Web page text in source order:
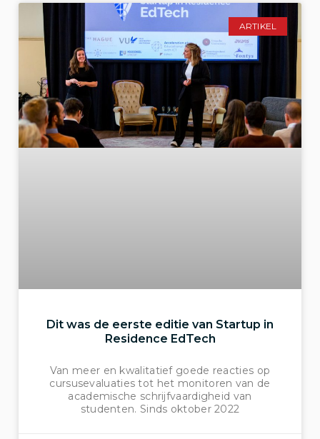
ARTIKEL
Dit was de eerste editie van Startup in
Residence EdTech
Van meer en kwalitatief goede reacties op
cursusevaluaties tot het monitoren van de
academische schrijfvaardigheid van
studenten. Sinds oktober 2022